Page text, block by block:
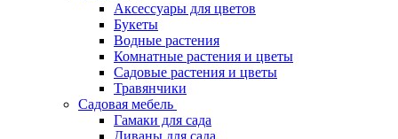
Аксессуары для цветов
Букеты
Водные растения
Комнатные растения и цветы
Садовые растения и цветы
Травянчики
Садовая мебель
Гамаки для сада
Диваны для сада